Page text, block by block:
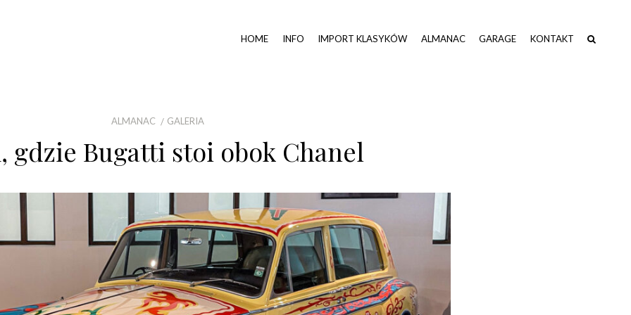
HOME INFO IMPORT KLASYKÓW ALMANAC GARAGE KONTAKT
ALMANAC GALERIA
gdzie Bugatti stoi obok Chanel